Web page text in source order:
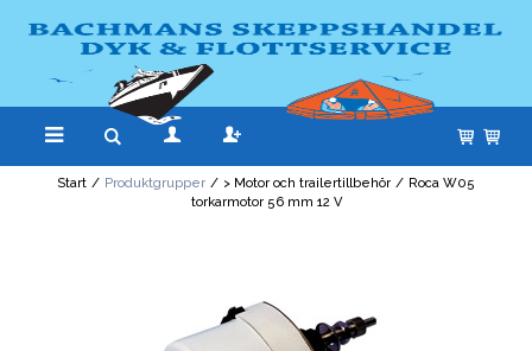
Start / Produktgrupper / > Motor och trailertillbehör / Roca W05
torkarmotor 56 mm 12 V